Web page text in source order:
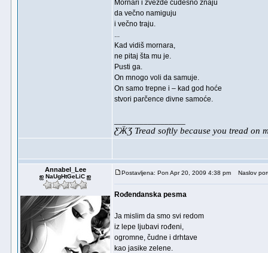
Mornari i zvezde čudesno znaju
da večno namiguju
i večno traju.
...
Kad vidiš mornara,
ne pitaj šta mu je.
Pusti ga.
On mnogo voli da samuje.
On samo trepne i – kad god hoće
stvori parčence divne samoće.
ƸӜƷ Tread softly because you tread on
Annabel_Lee
ஐ NaUgHtGeLiC ஐ
Postavljena: Pon Apr 20, 2009 4:38 pm Naslov
Rođendanska pesma
Ja mislim da smo svi redom
iz lepe ljubavi rođeni,
ogromne, čudne i drhtave
kao jasike zelene.